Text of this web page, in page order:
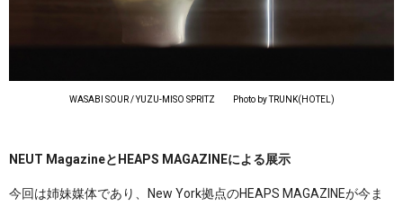
WASABI SOUR / YUZU-MISO SPRITZ Photo by TRUNK(HOTEL)
NEUT MagazineとHEAPS MAGAZINEによる展示
今回は姉妹媒体であり、New York拠点のHEAPS MAGAZINEが今ま